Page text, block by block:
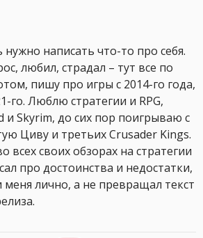
нужно написать что-то про себя.
любил, страдал – тут все по
пишу про игры с 2014-го года,
го. Люблю стратегии и RPG,
Skyrim, до сих пор поигрываю с
Циву и третьих Crusader Kings.
всех своих обзорах на стратегии
про достоинства и недостатки,
лично, а не превращал текст